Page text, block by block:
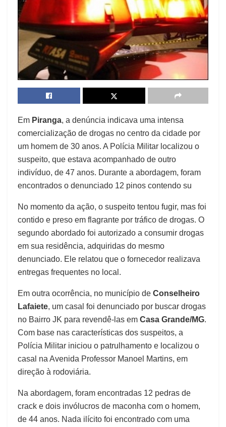
Em Piranga, a denúncia indicava uma intensa
comercialização de drogas no centro da cidade por
um homem de 30 anos. A Polícia Militar localizou o
suspeito, que estava acompanhado de outro
indivíduo, de 47 anos. Durante a abordagem, foram
encontrados o denunciado 12 pinos contendo su
No momento da ação, o suspeito tentou fugir, mas foi
contido e preso em flagrante por tráfico de drogas. O
segundo abordado foi autorizado a consumir drogas
em sua residência, adquiridas do mesmo
denunciado. Ele relatou que o fornecedor realizava
entregas frequentes no local.
Em outra ocorrência, no município de Conselheiro
Lafaiete, um casal foi denunciado por buscar drogas
no Bairro JK para revendê-las em Casa Grande/MG.
Com base nas características dos suspeitos, a
Polícia Militar iniciou o patrulhamento e localizou o
casal na Avenida Professor Manoel Martins, em
direção à rodoviária.
Na abordagem, foram encontradas 12 pedras de
crack e dois invólucros de maconha com o homem,
de 44 anos. Nada ilícito foi encontrado com uma